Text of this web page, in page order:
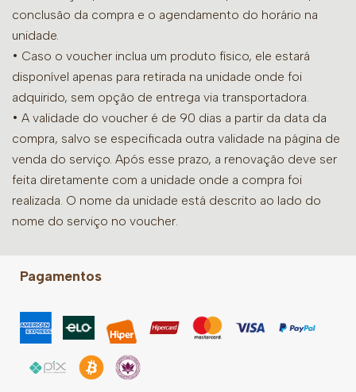
conclusão da compra e o agendamento do horário na
unidade.
• Caso o voucher inclua um produto físico, ele estará
disponível apenas para retirada na unidade onde foi
adquirido, sem opção de entrega via transportadora.
• A validade do voucher é de 90 dias a partir da data da
compra, salvo se especificada outra validade na página de
venda do serviço. Após esse prazo, a renovação deve ser
feita diretamente com a unidade onde a compra foi
realizada. O nome da unidade está descrito ao lado do
nome do serviço no voucher.
Pagamentos